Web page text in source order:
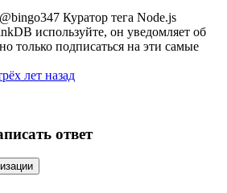
@bingo347 Куратор тега Node.js
используйте, он уведомляет об
только подписаться на эти самые
лет назад
ответ